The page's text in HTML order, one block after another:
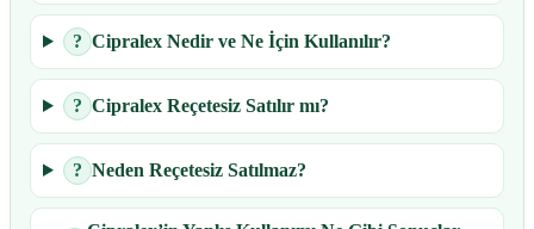
? Cipralex Nedir ve Ne İçin Kullanılır?
? Cipralex Reçetesiz Satılır mı?
? Neden Reçetesiz Satılmaz?